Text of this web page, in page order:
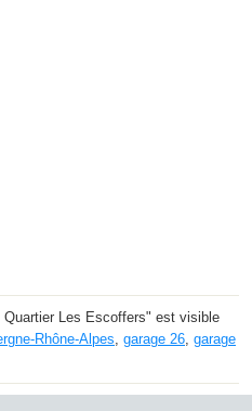
Quartier Les Escoffers" est visible
Rhône-Alpes, garage 26, garage